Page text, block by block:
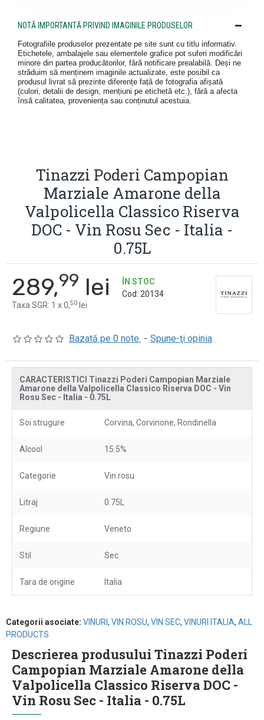
NOTĂ IMPORTANTĂ PRIVIND IMAGINILE PRODUSELOR
Fotografiile produselor prezentate pe site sunt cu titlu informativ.
Etichetele, ambalajele sau elementele grafice pot suferi modificări
minore din partea producătorilor, fără notificare prealabilă. Deși ne
străduim să menținem imaginile actualizate, este posibil ca
produsul livrat să prezinte diferențe față de fotografia afișată
(culori, detalii de design, mențiuni pe etichetă etc.), fără a afecta
însă calitatea, proveniența sau conținutul acestuia.
Tinazzi Poderi Campopian
Marziale Amarone della
Valpolicella Classico Riserva
DOC - Vin Rosu Sec - Italia -
0.75L
Bazată pe 0 note. - Spune-ţi opinia
289,99 lei
Taxa SGR: 1 x 0,50 lei
ÎN STOC
Cod: 20134
CARACTERISTICI Tinazzi Poderi Campopian Marziale
Amarone della Valpolicella Classico Riserva DOC - Vin
Rosu Sec - Italia - 0.75L
Soi strugure Corvina, Corvinone, Rondinella
Alcool 15.5%
Categorie Vin rosu
Litraj 0.75L
Regiune Veneto
Stil Sec
Tara de origine Italia
Categorii asociate: VINURI, VIN ROSU, VIN SEC, VINURI ITALIA, ALL
PRODUCTS
Descrierea produsului Tinazzi Poderi
Campopian Marziale Amarone della
Valpolicella Classico Riserva DOC -
Vin Rosu Sec - Italia - 0.75L